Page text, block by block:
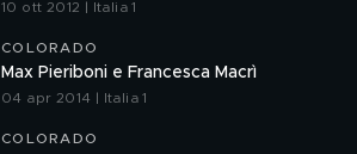
10 ott 2012 | Italia 1
COLORADO
Max Pieriboni e Francesca Macrì
04 apr 2014 | Italia 1
COLORADO